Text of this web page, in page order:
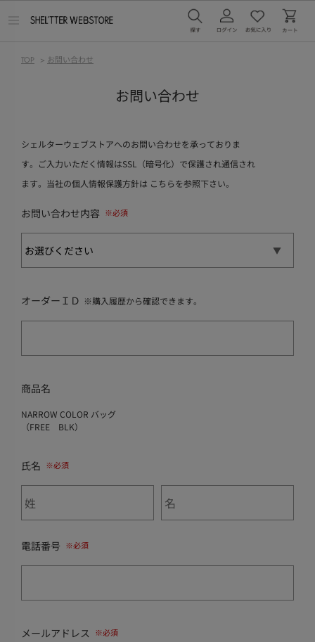
TOP > お問い合わせ
お問い合わせ
シェルターウェブストアへのお問い合わせを承っておりま
す。ご入力いただく情報はSSL（暗号化）で保護され通信され
ます。当社の個人情報保護方針は こちらを参照下さい。
お問い合わせ内容
オーダーＩＤ ※購入履歴から確認できます。
商品名
NARROW COLOR バッグ
（FREE BLK）
氏名
電話番号
メールアドレス